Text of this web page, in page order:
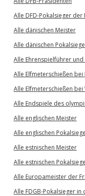
Alle DFD-Pokalsieger der
Alle dänischen Meister
Alle dänischen
Alle Ehrenspielführer
Alle Elfmeterschießen bei
Alle Elfmeterschießen bei
Alle Endspiele des
Alle englischen Meister
Alle englischen
Alle estnischen Meister
Alle estnischen
Alle Europameister der
Alle FDGB-Pokalsieger in